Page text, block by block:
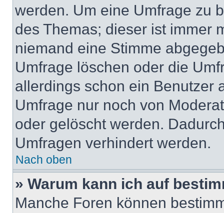
werden. Um eine Umfrage zu
des Themas; dieser ist immer
niemand eine Stimme
Umfrage löschen oder die
allerdings schon ein Benutzer
Umfrage nur noch von
oder gelöscht werden.
Umfragen verhindert werden.
Nach oben
» Warum kann ich auf
Manche Foren können